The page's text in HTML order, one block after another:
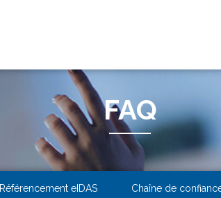
FAQ
Référencement eIDAS Chaîne de